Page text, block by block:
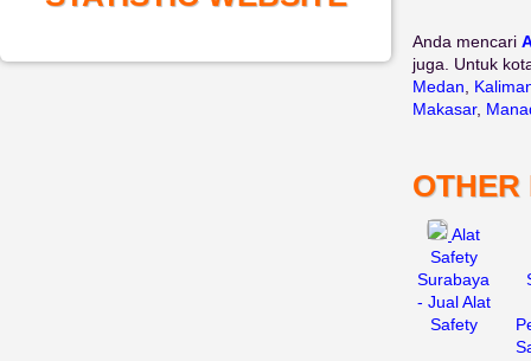
Anda mencari
juga. Untuk
Medan
Makasar,
OTHER
Alat
Safety
Surabaya
- Jual Alat
Safety